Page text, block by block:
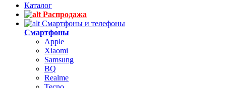
Каталог
Распродажа
Смартфоны и телефоны
Смартфоны
Apple
Xiaomi
Samsung
BQ
Realme